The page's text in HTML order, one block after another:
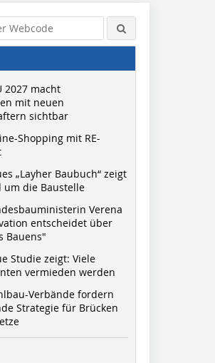
2027 macht
mit neuen
sichtbar
Shopping mit RE-
„Layher Baubuch“ zeigt
um die Baustelle
Verena
entscheidet über
Bauens"
Studie zeigt: Viele
vermieden werden
Verbände fordern
Strategie für Brücken